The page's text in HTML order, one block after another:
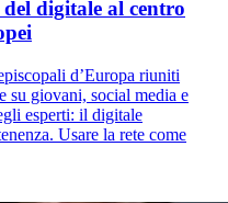
digitale al centro
d’Europa riuniti
su giovani, social media e
esperti: il digitale
Usare la rete come